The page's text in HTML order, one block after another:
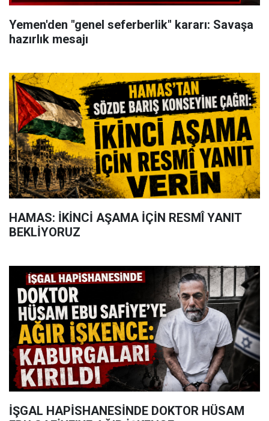
Yemen'den "genel seferberlik" kararı: Savaşa
hazırlık mesajı
HAMAS: İKİNCİ AŞAMA İÇİN RESMÎ YANIT
BEKLİYORUZ
İŞGAL HAPİSHANESİNDE DOKTOR HÜSAM